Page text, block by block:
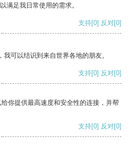
满足我日常使用的需求。
支持[0] 反对[0]
可以结识到来自世界各地的朋友。
支持[0] 反对[0]
你提供最高速度和安全性的连接，并帮
支持[0] 反对[0]